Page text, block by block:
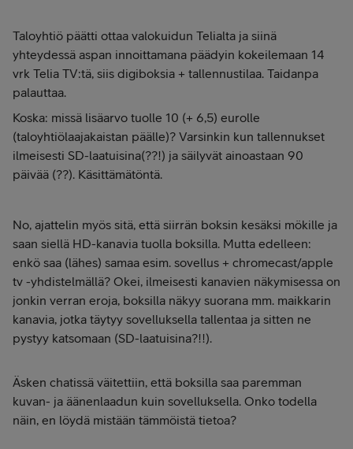
Taloyhtiö päätti ottaa valokuidun Telialta ja siinä
yhteydessä aspan innoittamana päädyin kokeilemaan 14
vrk Telia TV:tä, siis digiboksia + tallennustilaa. Taidanpa
palauttaa.
Koska: missä lisäarvo tuolle 10 (+ 6,5) eurolle
(taloyhtiölaajakaistan päälle)? Varsinkin kun tallennukset
ilmeisesti SD-laatuisina(??!) ja säilyvät ainoastaan 90
päivää (??). Käsittämätöntä.
No, ajattelin myös sitä, että siirrän boksin kesäksi mökille ja
saan siellä HD-kanavia tuolla boksilla. Mutta edelleen:
enkö saa (lähes) samaa esim. sovellus + chromecast/apple
tv -yhdistelmällä? Okei, ilmeisesti kanavien näkymisessa on
jonkin verran eroja, boksilla näkyy suorana mm. maikkarin
kanavia, jotka täytyy sovelluksella tallentaa ja sitten ne
pystyy katsomaan (SD-laatuisina?!!).
Äsken chatissä väitettiin, että boksilla saa paremman
kuvan- ja äänenlaadun kuin sovelluksella. Onko todella
näin, en löydä mistään tämmöistä tietoa?